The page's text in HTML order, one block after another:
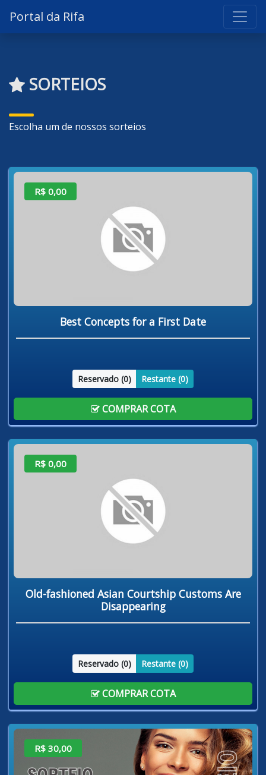
Portal da Rifa
SORTEIOS
Escolha um de nossos sorteios
R$ 0,00
Best Concepts for a First Date
Reservado (0) Restante (0)
COMPRAR COTA
R$ 0,00
Old-fashioned Asian Courtship Customs Are
Disappearing
Reservado (0) Restante (0)
COMPRAR COTA
R$ 30,00